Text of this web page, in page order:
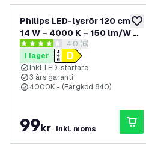
Philips LED-lysrör 120 cm –
14 W – 4000 K – 150 lm/W –
Hög effektivitet
öppna
4 stjärnbetyg4.0 (6)
I lager
Inkl. LED-startare
3 års garanti
4000K - (Färgkod 840)
99kr inkl. moms